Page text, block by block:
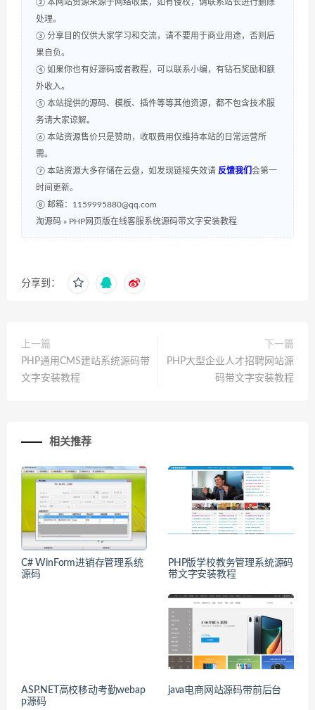
② 本网站资源来源于网络收集，如有侵权，请联系站长进行删除
处理。
③ 分享目的仅供大家学习和交流，请不要用于商业用途，否则后
果自负。
④ 如果你也有好源码或者教程，可以联系小编，有钻石奖励和额
外收入。
⑤ 本站提供的源码、模板、插件等等其他资源，都不包含技术服
务请大家谅解。
⑥ 本站资源售价只是赞助，收取费用仅维持本站的日常运营所
需。
⑦ 本站资源大多存储在云盘，如发现链接失效请 反馈我们会第一
时间更新。
⑧ 邮箱：1159995880@qq.com
淘源码 » PHP网页版在线客服系统源码带文字安装教程
分享到：
上一篇
PHP通用CMS建站系统源码带
文字安装教程
下一篇
PHP大型企业人才招聘网站源
码带文字安装教程
相关推荐
C# WinForm进销存管理系统
源码
PHP版学校教务管理系统源码
带文字安装教程
ASP.NET高校移动考勤webap
p源码
java电商网站源码带前后台